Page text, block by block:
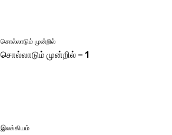
சொல்லாடும் முன்றில்
சொல்லாடும் முன்றில் – 1
இலக்கியம்